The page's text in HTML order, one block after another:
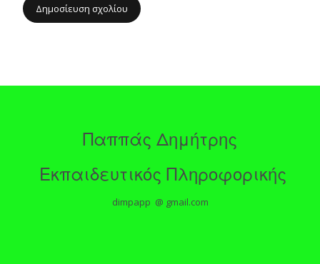
Παππάς Δημήτρης
Εκπαιδευτικός Πληροφορικής
dimpapp @ gmail.com